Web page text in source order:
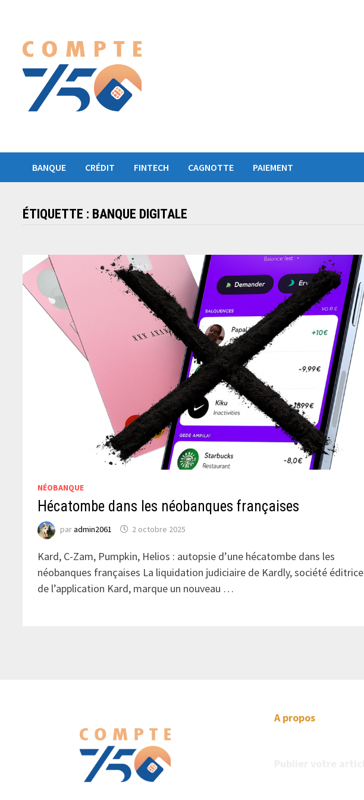
contenu
BANQUE CRÉDIT FINTECH CAGNOTTE PAIEMENT
ÉTIQUETTE : BANQUE DIGITALE
NÉOBANQUE
Hécatombe dans les néobanques françaises
paradmin2061 2 octobre 2025
Kard, C-Zam, Pumpkin, Helios : autopsie d’une hécatombe dans les
néobanques françaises La liquidation judiciaire de Kardly, société éditrice
de l’application Kard, marque un nouveau …
A propos